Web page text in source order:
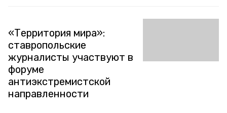
«Территория мира»:
ставропольские
журналисты участвуют в
форуме
антиэкстремистской
направленности